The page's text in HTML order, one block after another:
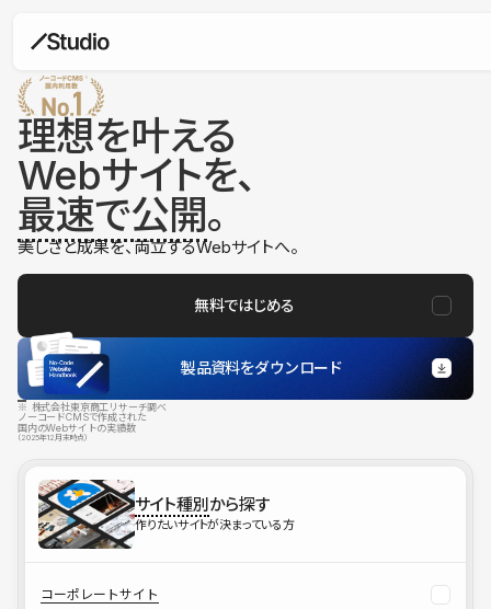
理想を叶える
Webサイトを、
最速で公開。
美しさと成果を、両立するWebサイトへ。
無料ではじめる
製品資料をダウンロード
※ 株式会社東京商工リサーチ調べ
ノーコードCMSで作成された
国内のWebサイトの実績数
（2025年12月末時点）
サイト種別から探す
作りたいサイトが決まっている方
コーポレートサイト